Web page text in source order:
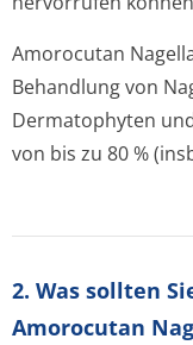
Amorocutan
Behandlung von
Dermatophyten
von bis zu 80 %
2. Was sollten
Amorocutan